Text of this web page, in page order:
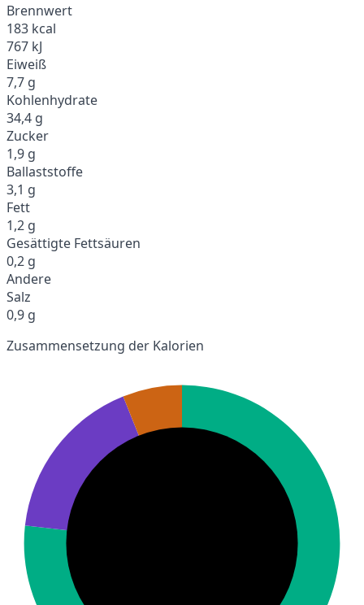
Brennwert
183 kcal
767 kJ
Eiweiß
7,7 g
Kohlenhydrate
34,4 g
Zucker
1,9 g
Ballaststoffe
3,1 g
Fett
1,2 g
Gesättigte Fettsäuren
0,2 g
Andere
Salz
0,9 g
Zusammensetzung der Kalorien